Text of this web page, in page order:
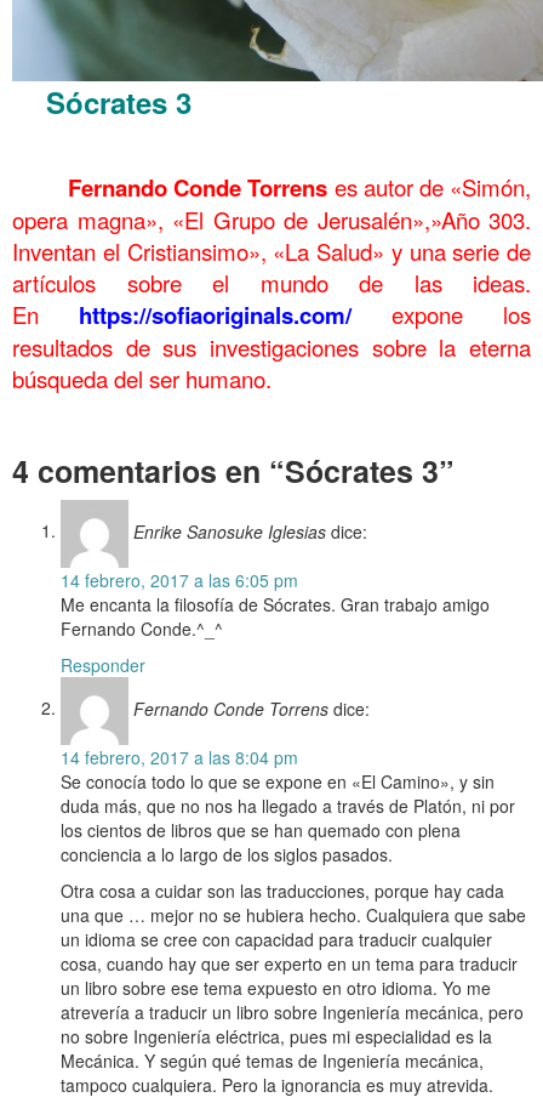
Sócrates 3
Fernando Conde Torrens es autor de «Simón,
opera magna», «El Grupo de Jerusalén»,»Año 303.
Inventan el Cristiansimo», «La Salud» y una serie de
artículos sobre el mundo de las ideas.
En https://sofiaoriginals.com/
expone los
resultados de sus investigaciones sobre la eterna
búsqueda del ser humano.
4 comentarios en “Sócrates 3”
Enrike Sanosuke Iglesias dice:
14 febrero, 2017 a las 6:05 pm
Me encanta la filosofía de Sócrates. Gran trabajo amigo
Fernando Conde.^_^
Responder
Fernando Conde Torrens dice:
14 febrero, 2017 a las 8:04 pm
Se conocía todo lo que se expone en «El Camino», y sin
duda más, que no nos ha llegado a través de Platón, ni por
los cientos de libros que se han quemado con plena
conciencia a lo largo de los siglos pasados.
Otra cosa a cuidar son las traducciones, porque hay cada
una que … mejor no se hubiera hecho. Cualquiera que sabe
un idioma se cree con capacidad para traducir cualquier
cosa, cuando hay que ser experto en un tema para traducir
un libro sobre ese tema expuesto en otro idioma. Yo me
atrevería a traducir un libro sobre Ingeniería mecánica, pero
no sobre Ingeniería eléctrica, pues mi especialidad es la
Mecánica. Y según qué temas de Ingeniería mecánica,
tampoco cualquiera. Pero la ignorancia es muy atrevida.